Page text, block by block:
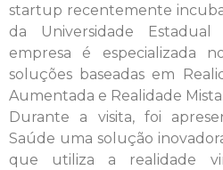
startup recentemente
da Universidade
empresa é especializada
soluções baseadas em
Aumentada e Realidade Mista.
Durante a visita, foi
Saúde uma solução
que utiliza a realidade